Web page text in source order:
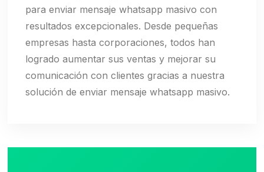
para enviar mensaje whatsapp masivo con
resultados excepcionales. Desde pequeñas
empresas hasta corporaciones, todos han
logrado aumentar sus ventas y mejorar su
comunicación con clientes gracias a nuestra
solución de enviar mensaje whatsapp masivo.